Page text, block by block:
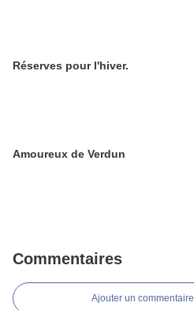
Réserves pour l'hiver.
Amoureux de Verdun
Commentaires
Ajouter un commentaire